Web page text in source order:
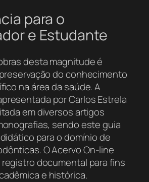
para o
e Estudante
desta magnitude é
do conhecimento
na área da saúde. A
por Carlos Estrela
em diversos artigos
sendo este guia
para o domínio de
O Acervo On-line
documental para fins
e histórica.